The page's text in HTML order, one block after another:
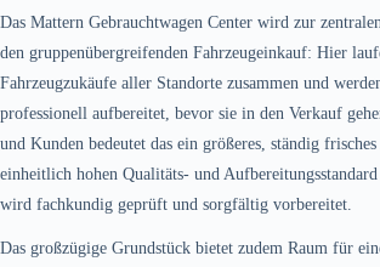
Das Mattern Gebrauchtwagen Center wird zur
den gruppenübergreifenden Fahrzeugeinkauf: Hier
Fahrzeugzukäufe aller Standorte zusammen und
professionell aufbereitet, bevor sie in den Verkauf
und Kunden bedeutet das ein größeres, ständig
einheitlich hohen Qualitäts- und
wird fachkundig geprüft und sorgfältig vorbereitet.
Das großzügige Grundstück bietet zudem Raum für